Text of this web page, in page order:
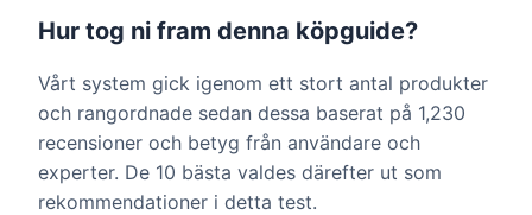
Hur tog ni fram denna köpguide?
Vårt system gick igenom ett stort antal produkter
och rangordnade sedan dessa baserat på 1,230
recensioner och betyg från användare och
experter. De 10 bästa valdes därefter ut som
rekommendationer i detta test.